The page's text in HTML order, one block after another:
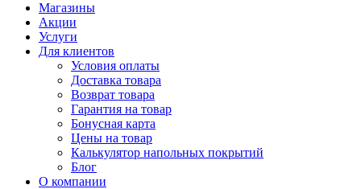
Магазины
Акции
Услуги
Для клиентов
Условия оплаты
Доставка товара
Возврат товара
Гарантия на товар
Бонусная карта
Цены на товар
Калькулятор напольных покрытий
Блог
О компании